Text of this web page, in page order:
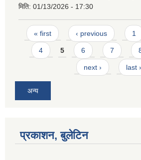
मिति: 01/13/2026 - 17:30
Pages
« first ‹ previous 1
4 5 6 7
next › last
अन्य
प्रकाशन, बुलेटिन